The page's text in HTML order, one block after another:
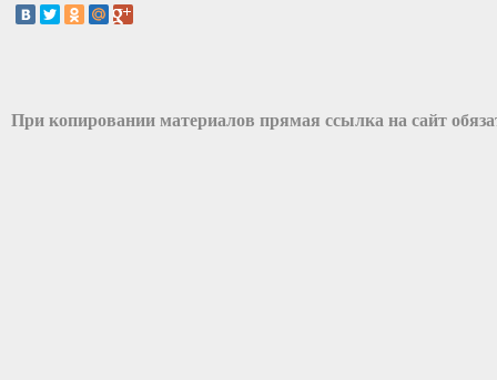
При копировании материалов прямая ссылка на сайт